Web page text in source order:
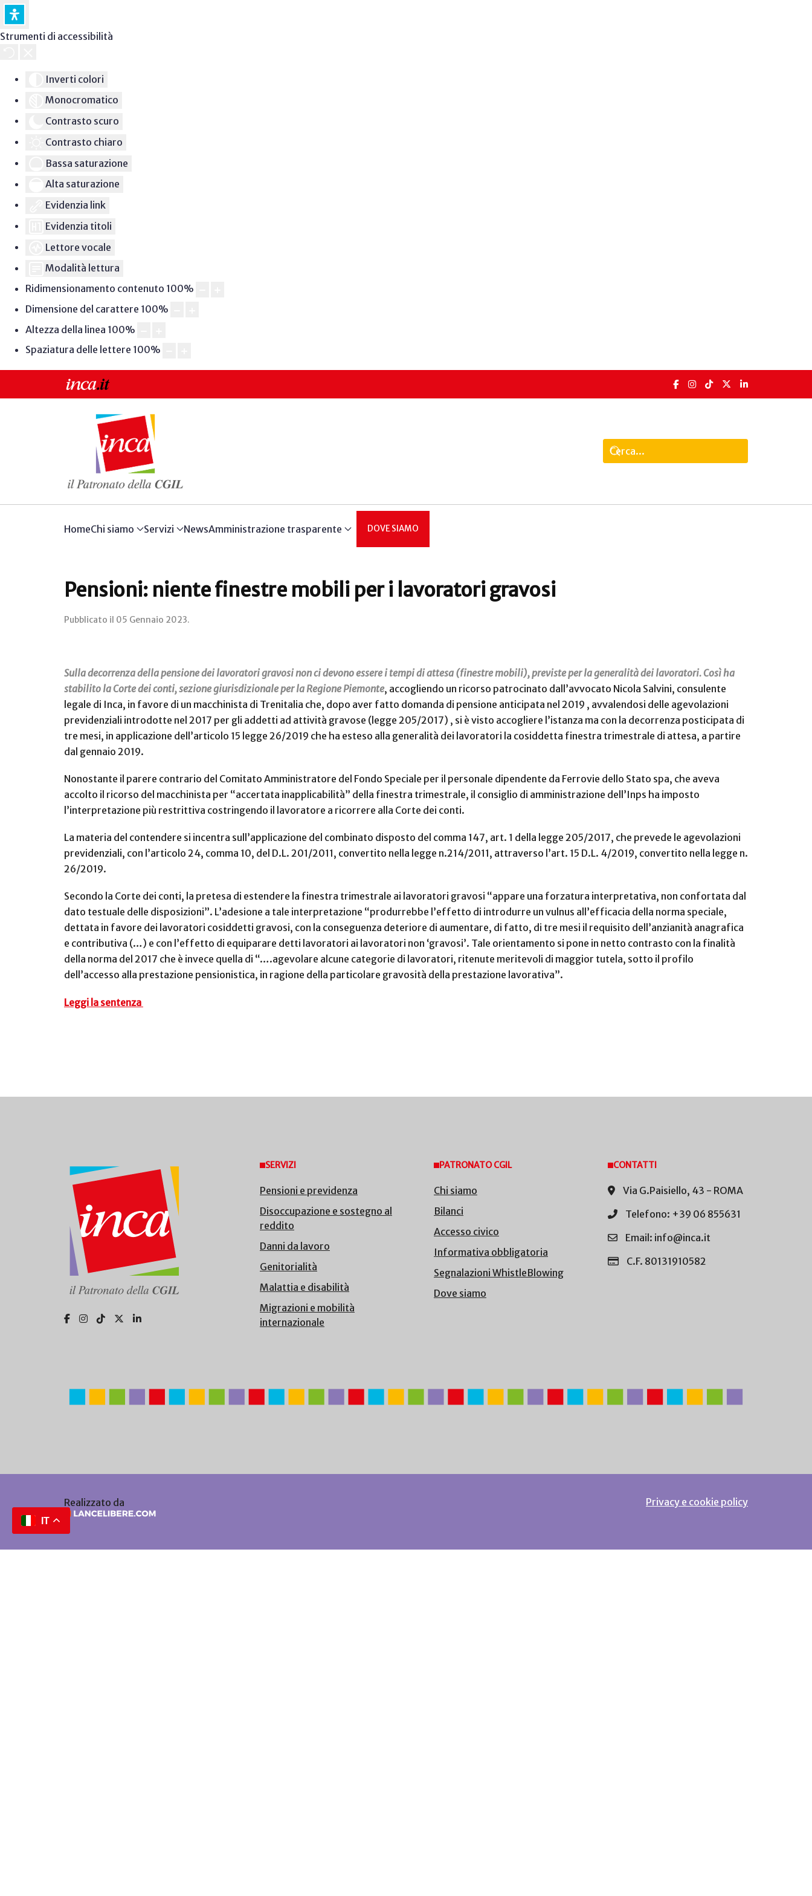
Strumenti di accessibilità
Inverti colori
Monocromatico
Contrasto scuro
Contrasto chiaro
Bassa saturazione
Alta saturazione
Evidenzia link
Evidenzia titoli
Lettore vocale
Modalità lettura
Ridimensionamento contenuto 100%
Dimensione del carattere 100%
Altezza della linea 100%
Spaziatura delle lettere 100%
HomeChi siamo Servizi NewsAmministrazione trasparente DOVE SIAMO
Pensioni: niente finestre mobili per i lavoratori gravosi
Pubblicato il 05 Gennaio 2023.
Sulla decorrenza della pensione dei lavoratori gravosi non ci devono essere i tempi di attesa (finestre mobili), previste per la generalità dei lavoratori. Così ha
stabilito la Corte dei conti, sezione giurisdizionale per la Regione Piemonte, accogliendo un ricorso patrocinato dall’avvocato Nicola Salvini, consulente
legale di Inca, in favore di un macchinista di Trenitalia che, dopo aver fatto domanda di pensione anticipata nel 2019 , avvalendosi delle agevolazioni
previdenziali introdotte nel 2017 per gli addetti ad attività gravose (legge 205/2017) , si è visto accogliere l’istanza ma con la decorrenza posticipata di
tre mesi, in applicazione dell’articolo 15 legge 26/2019 che ha esteso alla generalità dei lavoratori la cosiddetta finestra trimestrale di attesa, a partire
dal gennaio 2019.
Nonostante il parere contrario del Comitato Amministratore del Fondo Speciale per il personale dipendente da Ferrovie dello Stato spa, che aveva
accolto il ricorso del macchinista per “accertata inapplicabilità” della finestra trimestrale, il consiglio di amministrazione dell’Inps ha imposto
l’interpretazione più restrittiva costringendo il lavoratore a ricorrere alla Corte dei conti.
La materia del contendere si incentra sull’applicazione del combinato disposto del comma 147, art. 1 della legge 205/2017, che prevede le agevolazioni
previdenziali, con l’articolo 24, comma 10, del D.L. 201/2011, convertito nella legge n.214/2011, attraverso l’art. 15 D.L. 4/2019, convertito nella legge n.
26/2019.
Secondo la Corte dei conti, la pretesa di estendere la finestra trimestrale ai lavoratori gravosi “appare una forzatura interpretativa, non confortata dal
dato testuale delle disposizioni”. L’adesione a tale interpretazione “produrrebbe l’effetto di introdurre un vulnus all’efficacia della norma speciale,
dettata in favore dei lavoratori cosiddetti gravosi, con la conseguenza deteriore di aumentare, di fatto, di tre mesi il requisito dell’anzianità anagrafica
e contributiva (…) e con l’effetto di equiparare detti lavoratori ai lavoratori non ‘gravosi’. Tale orientamento si pone in netto contrasto con la finalità
della norma del 2017 che è invece quella di “….agevolare alcune categorie di lavoratori, ritenute meritevoli di maggior tutela, sotto il profilo
dell’accesso alla prestazione pensionistica, in ragione della particolare gravosità della prestazione lavorativa”.
Leggi la sentenza
SERVIZI
Pensioni e previdenza
Disoccupazione e sostegno al
reddito
Danni da lavoro
Genitorialità
Malattia e disabilità
Migrazioni e mobilità
internazionale
PATRONATO CGIL
Chi siamo
Bilanci
Accesso civico
Informativa obbligatoria
Segnalazioni WhistleBlowing
Dove siamo
CONTATTI
Via G.Paisiello, 43 - ROMA
Telefono: +39 06 855631
Email: info@inca.it
C.F. 80131910582
Realizzato da Privacy e cookie policy
IT